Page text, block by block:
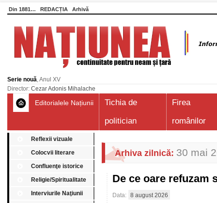
Din 1881… REDACȚIA Arhivă
Serie nouă, Anul XV
Director: Cezar Adonis Mihalache
Editorialele Națiunii
Tichia de
politician
Firea
românilor
Reflexii vizuale
Colocvii literare
Confluenţe istorice
Religie/Spiritualitate
Interviurile Naţiunii
Arhiva zilnică: 30 mai
De ce oare
Data: 8 august 2026